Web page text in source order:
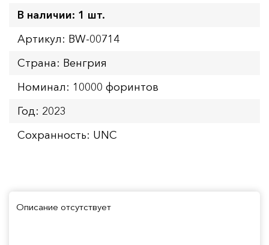
В наличии: 1 шт.
Артикул: BW-00714
Страна: Венгрия
Номинал: 10000 форинтов
Год: 2023
Сохранность: UNC
Описание отсутствует